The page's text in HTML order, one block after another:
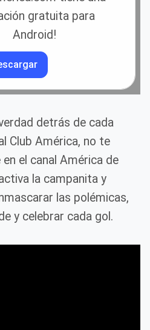
gratuita para
Android!
detrás de cada
Club América, no te
el canal América de
la campanita y
las polémicas,
y celebrar cada gol.